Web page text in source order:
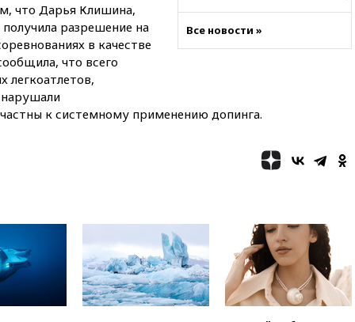
идут поиски семьи, пропавшей
во время сплава
Жителя Нижнего
Тагила арестовали за реакции
снимет триллер для Netflix
вчера, 22:20Турция призвала
к мораторию на удары по
торговым судам в Черном
море
Все новости »
что Дарья Клишина,
разрешение на
в качестве
что всего
легкоатлетов,
к системному применению допинга.